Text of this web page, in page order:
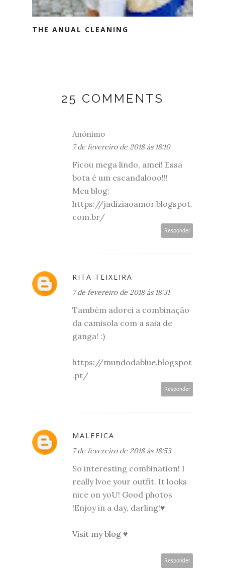
THE ANUAL CLEANING
25 COMMENTS
Anónimo
7 de fevereiro de 2018 às 18:10
Ficou mega lindo, amei! Essa
bota é um escandalooo!!!
Meu blog:
https://jadiziaoamor.blogspot.
com.br/
Responder
RITA TEIXEIRA
7 de fevereiro de 2018 às 18:31
Também adorei a combinação
da camisola com a saia de
ganga! :)
https://mundodablue.blogspot
.pt/
Responder
MALEFICA
7 de fevereiro de 2018 às 18:53
So interesting combination! I
really lvoe your outfit. It looks
nice on yoU! Good photos
!Enjoy in a day, darling!♥
Visit my blog ♥
Responder